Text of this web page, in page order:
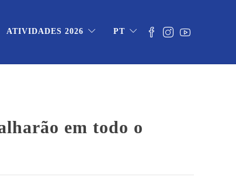
ATIVIDADES 2026 PT
em todo o